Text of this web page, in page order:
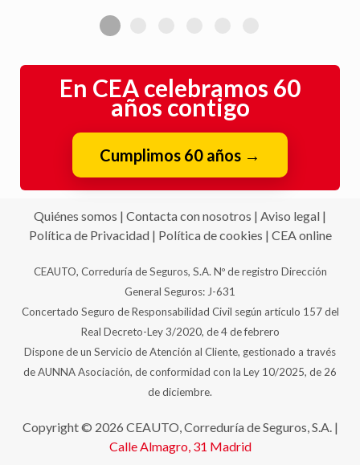
En CEA celebramos 60
años contigo
Cumplimos 60 años →
Quiénes somos | Contacta con nosotros | Aviso legal |
Política de Privacidad| Política de cookies | CEA online
CEAUTO, Correduría de Seguros, S.A. Nº de registro Dirección
General Seguros: J-631
Concertado Seguro de Responsabilidad Civil según artículo 157 del
Real Decreto-Ley 3/2020, de 4 de febrero
Dispone de un Servicio de Atención al Cliente, gestionado a través
de AUNNA Asociación, de conformidad con la Ley 10/2025, de 26
de diciembre.
Copyright © 2026 CEAUTO, Correduría de Seguros, S.A. |
Calle Almagro, 31 Madrid